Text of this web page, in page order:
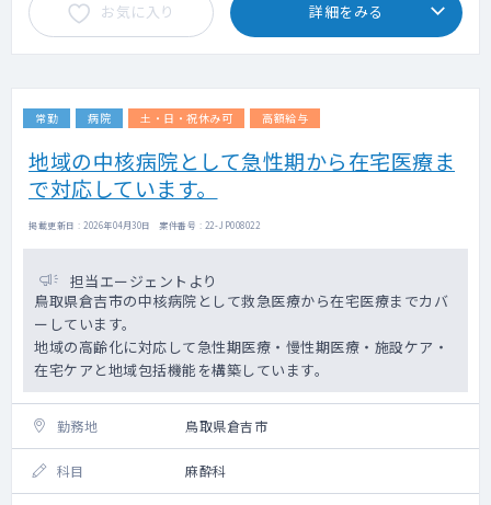
お気に入り 詳細をみる
常勤 病院 土・日・祝休み可 高額給与
地域の中核病院として急性期から在宅医療ま
で対応しています。
掲載更新日 : 2026年04月30日 案件番号 : 22-JP008022
担当エージェントより
鳥取県倉吉市の中核病院として救急医療から在宅医療までカバ
ーしています。
地域の高齢化に対応して急性期医療・慢性期医療・施設ケア・
在宅ケアと地域包括機能を構築しています。
勤務地 鳥取県倉吉市
科目 麻酔科